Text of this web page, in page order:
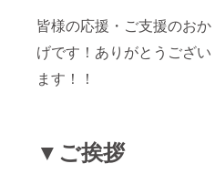
皆様の応援・ご支援のおか
げです！ありがとうござい
ます！！
▼ご挨拶